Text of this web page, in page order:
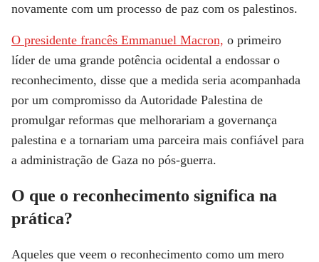
novamente com um processo de paz com os palestinos.
O presidente francês Emmanuel Macron, o primeiro
líder de uma grande potência ocidental a endossar o
reconhecimento, disse que a medida seria acompanhada
por um compromisso da Autoridade Palestina de
promulgar reformas que melhorariam a governança
palestina e a tornariam uma parceira mais confiável para
a administração de Gaza no pós-guerra.
O que o reconhecimento significa na
prática?
Aqueles que veem o reconhecimento como um mero